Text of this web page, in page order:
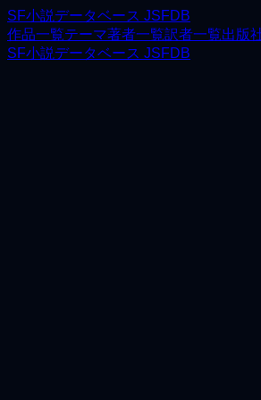
SF小説データベース JSFDB
作品一覧テーマ著者一覧訳者一覧出版
SF小説データベース JSFDB